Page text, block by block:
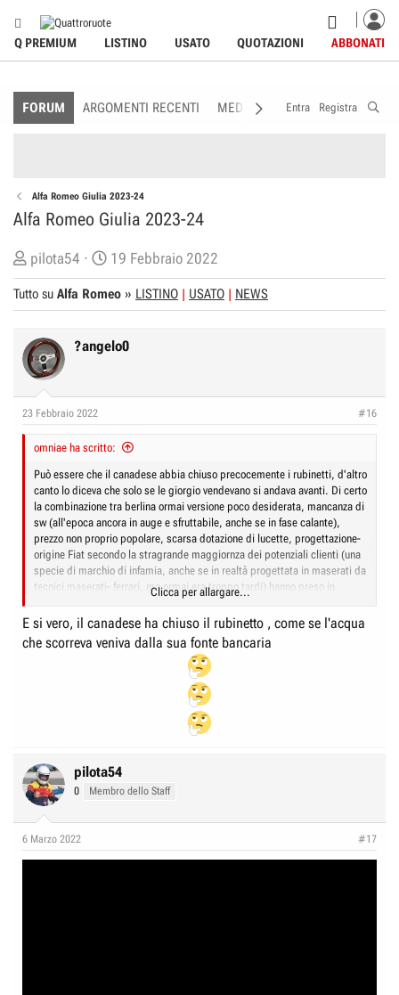
Q PREMIUM LISTINO USATO QUOTAZIONI ABBONATI
FORUM ARGOMENTI RECENTI MEDIA MEMBRI
Entra Registra
Alfa Romeo Giulia 2023-24
Alfa Romeo Giulia 2023-24
C
r
e
t
o
e
s
c
u
s
s
n
e
pilota54
D
a
t
d
z
i
o
19 Febbraio 2022
Tutto su Alfa Romeo » LISTINO USATO NEWS
?angelo0
23 Febbraio 2022 #16
omniae ha scritto:
Può essere che il canadese abbia chiuso precocemente i rubinetti, d'altro
canto lo diceva che solo se le giorgio vendevano si andava avanti. Di certo
la combinazione tra berlina ormai versione poco desiderata, mancanza di
sw (all'epoca ancora in auge e sfruttabile, anche se in fase calante),
prezzo non proprio popolare, scarsa dotazione di lucette, progettazione-
origine Fiat secondo la stragrande maggiornza dei potenziali clienti (una
specie di marchio di infamia, anche se in realtà progettata in maserati da
tecnici maserati- ferrari, ma ormai era troppo tardi) hanno preso in
contropiede tutte le più rosee previsioni di vendita. Forse in FCA
all'epoca pensavano esistesse ancora un "zoccolo duro" di alfisti
adoratori della TP e del quadrilatero alto ad ogni costo, ed ex alfisti
migrati in triade pronti pronti a sconfessare il prodotto tedesco per
ritornare in Alfa battendosi il petto in segno di pentinento e comprando
una Giulia per espiare il loro peccato.
Ma sappiamo tutti come è andata, abbiamo già speso fiumi di parole
sull'argomento e poi siamo OT con il tema Giulia 2023.
Clicca per allargare...
E si vero, il canadese ha chiuso il rubinetto , come se l'acqua
che scorreva veniva dalla sua fonte bancaria
pilota54
0 Membro dello Staff
6 Marzo 2022 #17